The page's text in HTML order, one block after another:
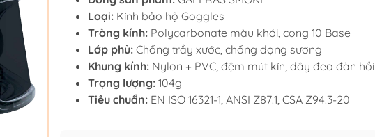
Loại: Kính bảo hộ Goggles
Tròng kính: Polycarbonate màu khói, cong 10 Base
Lớp phủ: Chống trầy xước, chống đọng sương
Khung kính: Nylon + PVC, đệm mút kín, dây đeo đàn hồi
Trọng lượng: 104g
Tiêu chuẩn: EN ISO 16321-1, ANSI Z87.1, CSA Z94.3-20